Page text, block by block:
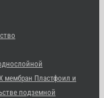
мембран Пластфоил и
подземной